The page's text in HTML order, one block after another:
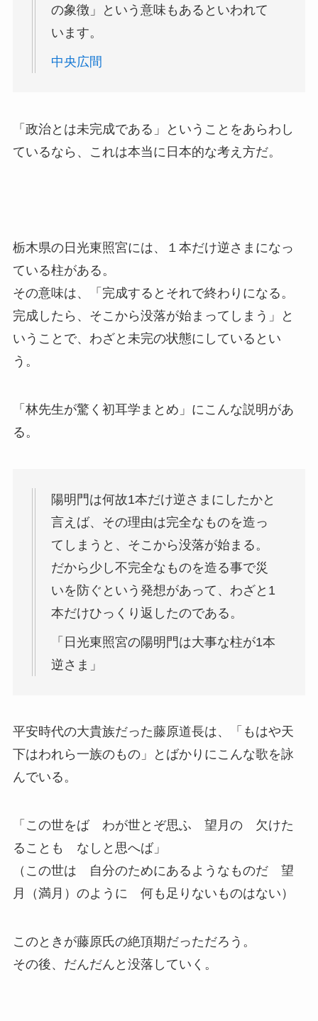
の象徴」という意味もあるといわれて
います。
中央広間
「政治とは未完成である」ということをあらわし
ているなら、これは本当に日本的な考え方だ。
栃木県の日光東照宮には、１本だけ逆さまになっ
ている柱がある。
その意味は、「完成するとそれで終わりになる。
完成したら、そこから没落が始まってしまう」と
いうことで、わざと未完の状態にしているとい
う。
「林先生が驚く初耳学まとめ」にこんな説明があ
る。
陽明門は何故1本だけ逆さまにしたかと
言えば、その理由は完全なものを造っ
てしまうと、そこから没落が始まる。
だから少し不完全なものを造る事で災
いを防ぐという発想があって、わざと1
本だけひっくり返したのである。
「日光東照宮の陽明門は大事な柱が1本
逆さま」
平安時代の大貴族だった藤原道長は、「もはや天
下はわれら一族のもの」とばかりにこんな歌を詠
んでいる。
「この世をば わが世とぞ思ふ 望月の 欠けた
ることも なしと思へば」
（この世は 自分のためにあるようなものだ 望
月（満月）のように 何も足りないものはない）
このときが藤原氏の絶頂期だっただろう。
その後、だんだんと没落していく。